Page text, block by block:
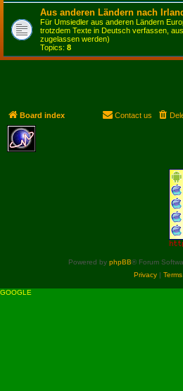
Aus anderen Ländern nach
Für Umsiedler aus anderen Ländern
trotzdem Texte in Deutsch verfassen,
zugelassen werden)
Topics: 8
Board index Contact us
Powered by phpBB® Forum
Privacy| Terms
GOOGLE